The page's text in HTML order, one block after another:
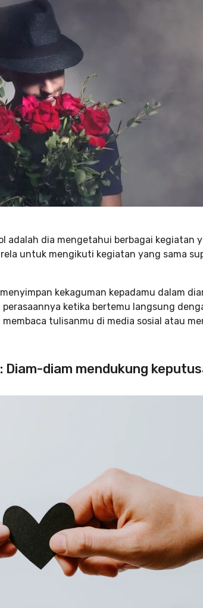
adalah dia mengetahui berbagai kegiatan
untuk mengikuti kegiatan yang sama
kekaguman kepadamu dalam
ketika bertemu langsung
tulisanmu di media sosial atau
diam mendukung